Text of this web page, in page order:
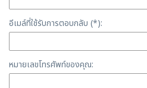
อีเมล์ที่ใช้รับการตอบกลับ (*):
หมายเลขโทรศัพท์ของคุณ: